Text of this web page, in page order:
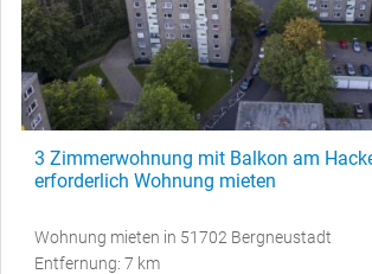
3 Zimmerwohnung mit Balkon am
erforderlich Wohnung mieten
Wohnung mieten in 51702 Bergneustadt
Entfernung: 7 km